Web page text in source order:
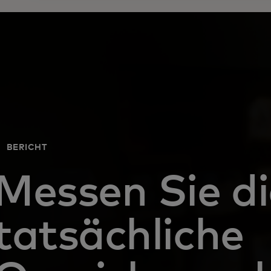
BERICHT
Sie